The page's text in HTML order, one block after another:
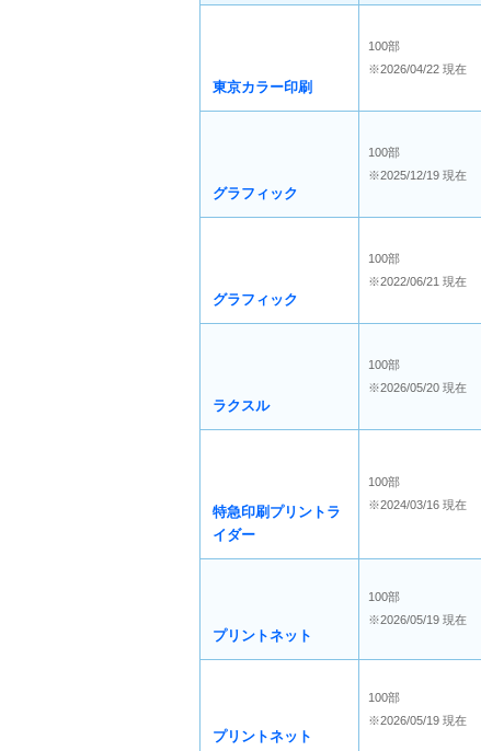
東京カラー印刷
100部
※2026/04/22 現在
グラフィック
100部
※2025/12/19 現在
グラフィック
100部
※2022/06/21 現在
ラクスル
100部
※2026/05/20 現在
特急印刷プリントラ
イダー
100部
※2024/03/16 現在
プリントネット
100部
※2026/05/19 現在
プリントネット
100部
※2026/05/19 現在